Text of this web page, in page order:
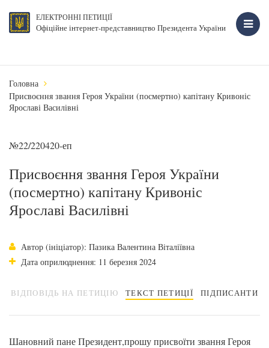
ЕЛЕКТРОННІ ПЕТИЦІЇ
Офіційне інтернет-представництво Президента України
Головна
Присвоєння звання Героя України (посмертно) капітану Кривоніс
Ярославі Василівні
№22/220420-еп
Присвоєння звання Героя України
(посмертно) капітану Кривоніс
Ярославі Василівні
Автор (ініціатор): Пазика Валентина Віталіївна
Дата оприлюднення: 11 березня 2024
ВІДПОВІДЬ НА ПЕТИЦІЮ ТЕКСТ ПЕТИЦІЇ ПІДПИСАНТИ
Шановний пане Президент,прошу присвоїти звання Героя